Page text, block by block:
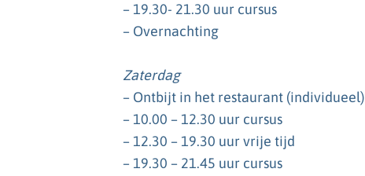
– 19.30- 21.30 uur cursus
– Overnachting
Zaterdag
– Ontbijt in het restaurant (individueel)
– 10.00 – 12.30 uur cursus
– 12.30 – 19.30 uur vrije tijd
– 19.30 – 21.45 uur cursus